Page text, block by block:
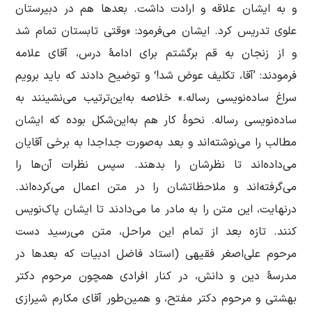
و به ایشان علاقه و ارادت داشت. بعدها هم در دبیرستان
علوی تدریس کرد. ایشان می‌فرمود: «وقتی تابستان تمام شد
و از زنجان به قم برگشتم برای ادامۀ درس، آقای علامه
فرمودند: ’آقا، تکلیف عوض شد!‘ و توضیح دادند که باید برویم
سراغ ساده‌نویسی رساله.» خلاصه به‌این‌ترتیب می‌نشینند به
ساده‌نویسی رساله. نحوۀ کار هم به‌این‌شکل بوده که ایشان
مطالب را می‌نوشته‌اند و بعد به‌صورت جداجدا به برخی آقایان
می‌داده‌اند تا نظرشان را بدهند. سپس نظرات آن‌ها را
می‌گرفته‌اند و ملاحظاتشان را در متن اعمال می‌کرده‌اند.
درنهایت، این متن را به مادر ما می‌دادند تا ایشان پاک‌نویس
کنند. تازه بعد از تمام این مراحل، متن می‌رسید دست
مرحوم علی‌اصغر فقیهی (استاد فاضل ادبیات که بعدها در
مدرسۀ دین و دانش، در کنار افرادی همچون مرحوم دکتر
بهشتی و مرحوم دکتر مفتح، و همین‌طور آقای مکارم شیرازی